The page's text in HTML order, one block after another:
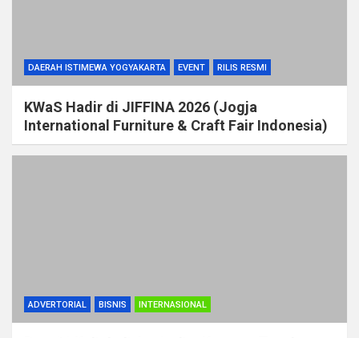
DAERAH ISTIMEWA YOGYAKARTA EVENT RILIS RESMI
KWaS Hadir di JIFFINA 2026 (Jogja
International Furniture & Craft Fair Indonesia)
ADVERTORIAL BISNIS INTERNASIONAL